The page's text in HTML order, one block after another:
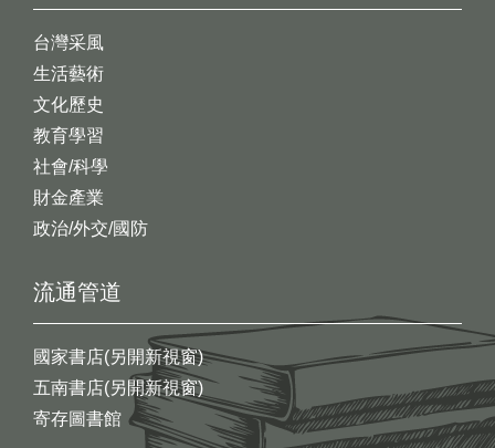
台灣采風
生活藝術
文化歷史
教育學習
社會/科學
財金產業
政治/外交/國防
流通管道
國家書店(另開新視窗)
五南書店(另開新視窗)
寄存圖書館